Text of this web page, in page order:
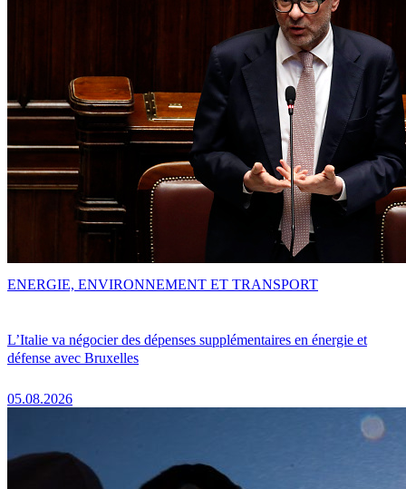
L’Italie va négocier des dépenses supplémentaires en énergie et
défense avec Bruxelles
05.08.2026
ENERGIE, ENVIRONNEMENT ET TRANSPORT